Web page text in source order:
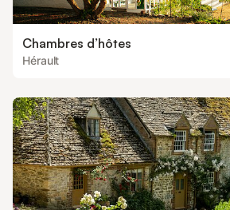
Chambres d’hôtes
Hérault